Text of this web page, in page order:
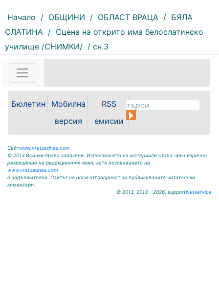
178 | 2026-08-05 16:17:12
Възможностите за привличане на
местната икономика и бъдещето
на Видин като индустриален
център бяха във фокуса на
работната среща между кмета на
Община Видин д-р Цветан
Ценков,...
Начало / ОБЩИНИ / ОБЛАСТ ВРАЦА / БЯЛА
СЛАТИНА / Сцена на открито има белослатинско
училище /СНИМКИ/ / сн.3
Бюлетин
Мобилна
версия
RSS
емисии
Сайтwww.vratzadnes.com
© 2013 Всички права запазени. Използването на материали става чрез изрично
разрешение на редакционния екип, като позоваването на
www.vratzadnes.com
е задължително. Сайтът не носи отговорност за публикуваните читателски
коментари.
© 2013, 2013 - 2026, supportNetservice